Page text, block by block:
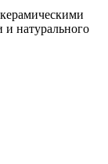
и натурального